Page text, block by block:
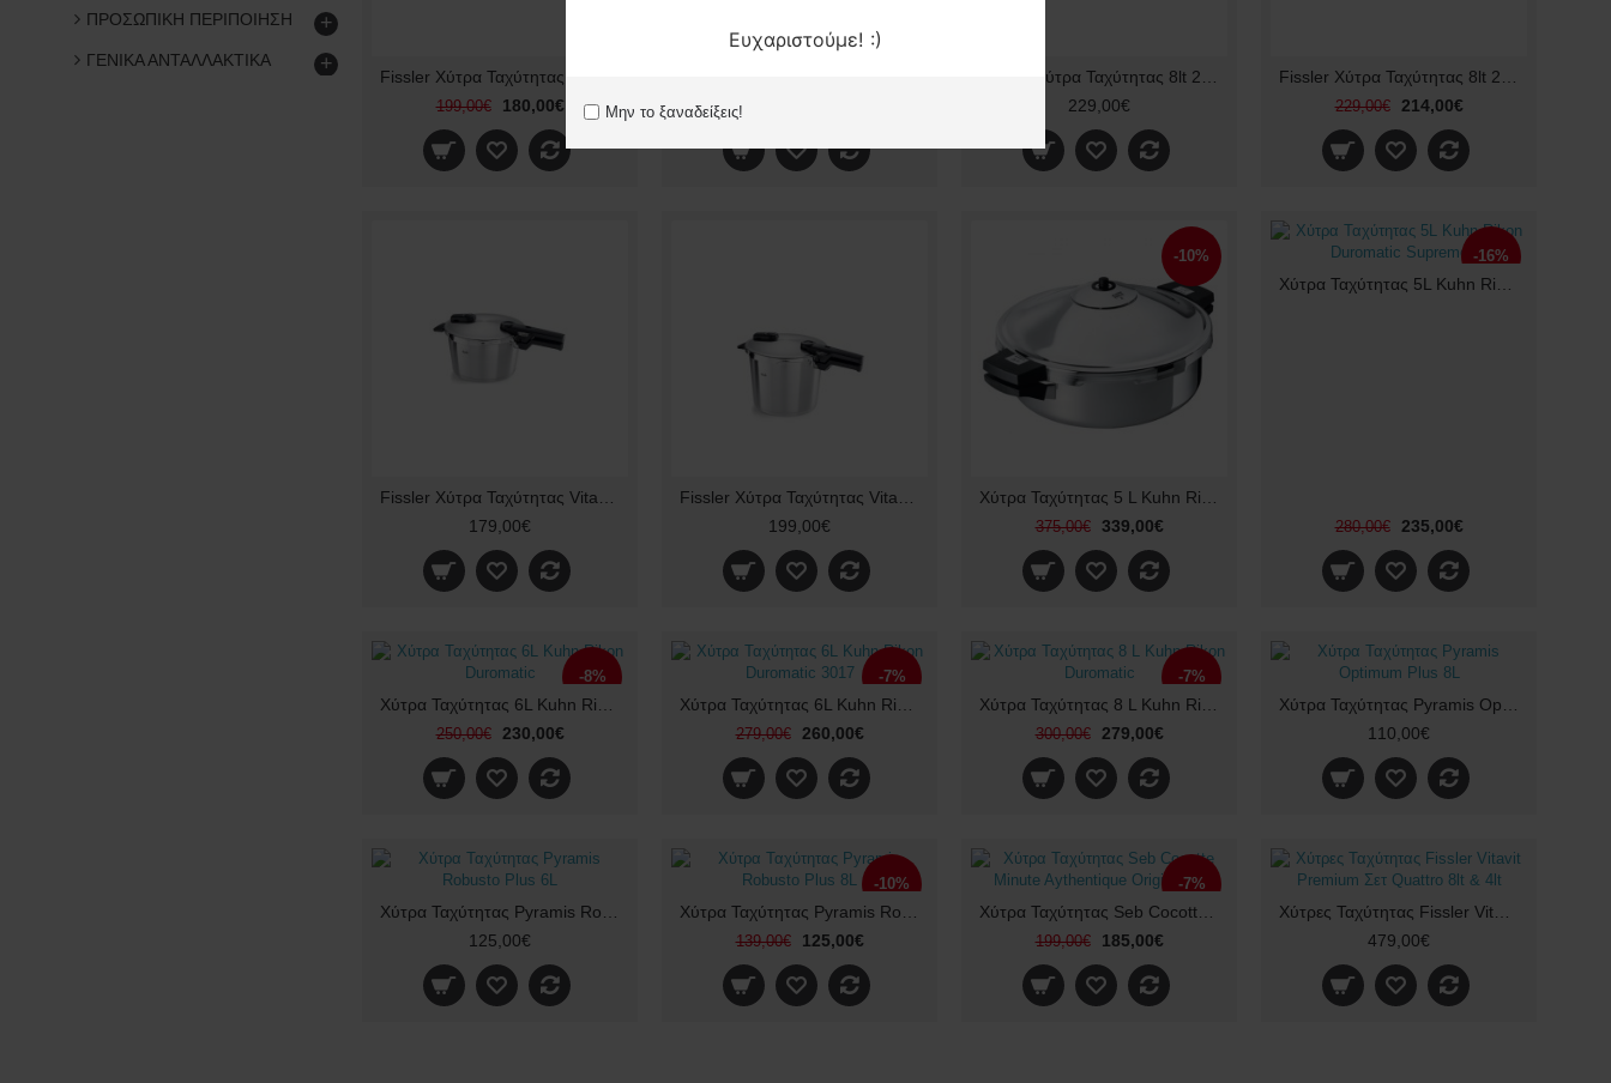
Ευχαριστούμε! :)
Μην το ξαναδείξεις!
ΠΡΟΣΩΠΙΚΗ ΠΕΡΙΠΟΙΗΣΗ +
ΓΕΝΙΚΑ ΑΝΤΑΛΛΑΚΤΙΚΑ +
199,00€ 180,00€ 205,00€
229,00€
229,00€ 214,00€
179,00€
199,00€
-10%
375,00€ 339,00€
-16%
280,00€ 235,00€
-8%
250,00€ 230,00€
-7%
279,00€ 260,00€
-7%
300,00€ 279,00€
110,00€
125,00€
-10%
139,00€ 125,00€
-7%
199,00€ 185,00€
479,00€